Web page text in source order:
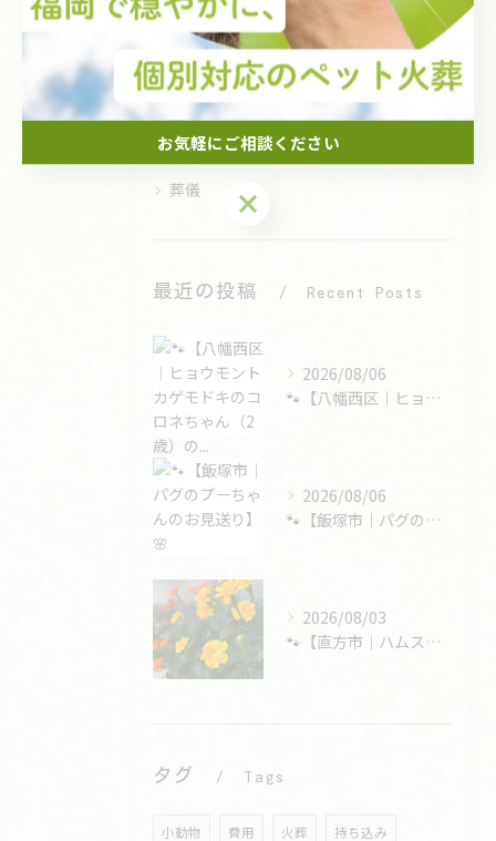
小動物のペット火葬
納骨
出張
供養
葬儀
最近の投稿 Recent Posts
2026/08/06
🐾【八幡西区｜ヒョウモントカゲモドキのコロネちゃん（2歳）の...
2026/08/06
🐾【飯塚市｜パグのプーちゃんのお見送り】🌸
2026/08/03
🐾【直方市｜ハムスターの大福くんのお見送り】🌸
タグ Tags
小動物 費用 火葬 持ち込み
お気軽にご相談ください
お気軽にご相談ください